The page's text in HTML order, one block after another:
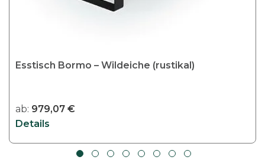
Esstisch Bormo – Wildeiche (rustikal)
ab: 979,07 €
Details